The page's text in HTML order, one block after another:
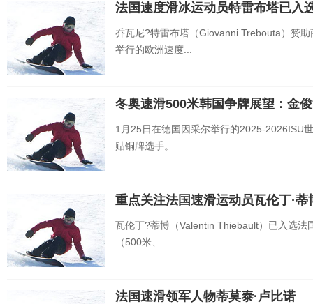
法国速度滑冰运动员特雷布塔已入
乔瓦尼?特雷布塔（Giovanni Trebouta）赞
举行的欧洲速度...
冬奥速滑500米韩国争牌展望：金
1月25日在德国因采尔举行的2025-2026ISU
贴铜牌选手。...
重点关注法国速滑运动员瓦伦丁·蒂
瓦伦丁?蒂博（Valentin Thiebault）已入选
（500米、...
法国速滑领军人物蒂莫泰·卢比诺